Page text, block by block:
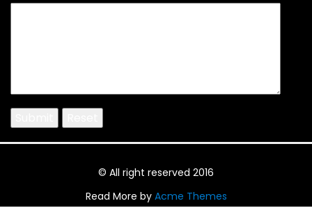
© All right reserved 2016
Read More by Acme Themes